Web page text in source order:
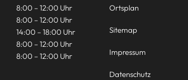
8:00 – 12:00 Uhr
8:00 – 12:00 Uhr
14:00 – 18:00 Uhr
8:00 – 12:00 Uhr
8:00 – 12:00 Uhr
Ortsplan
Sitemap
Impressum
Datenschutz